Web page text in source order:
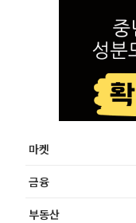
마켓
금융
부동산